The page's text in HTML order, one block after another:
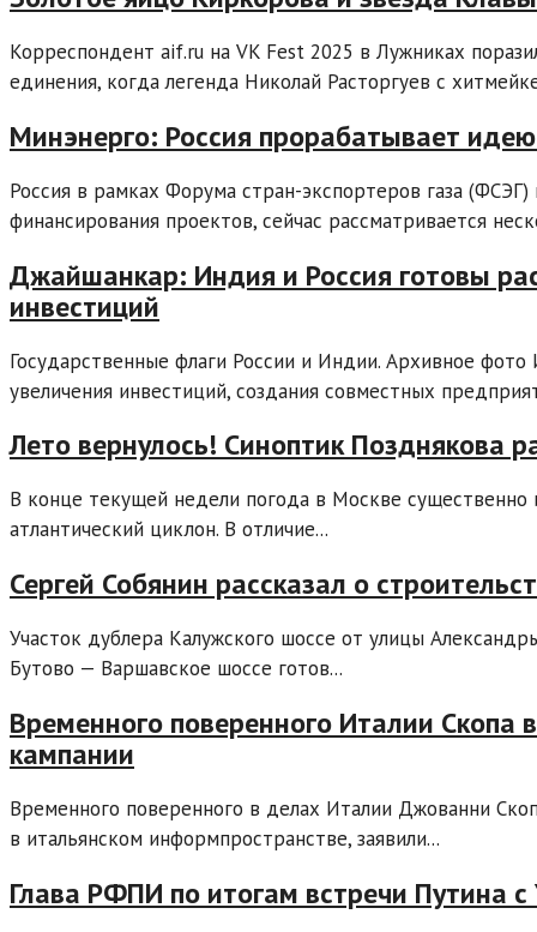
Корреспондент aif.ru на VK Fest 2025 в Лужниках
единения, когда легенда Николай Расторгуев с
Минэнерго: Россия прорабатывает
Россия в рамках Форума стран-экспортеров газа
финансирования проектов, сейчас рассматривается
Джайшанкар: Индия и Россия готовы
инвестиций
Государственные флаги России и Индии. Архивное
увеличения инвестиций, создания совместных
Лето вернулось! Синоптик Позднякова
В конце текущей недели погода в Москве существенно
атлантический циклон. В отличие...
Сергей Собянин рассказал о
Участок дублера Калужского шоссе от улицы
Бутово — Варшавское шоссе готов...
Временного поверенного Италии
кампании
Временного поверенного в делах Италии Джованни
в итальянском информпространстве, заявили...
Глава РФПИ по итогам встречи Путина